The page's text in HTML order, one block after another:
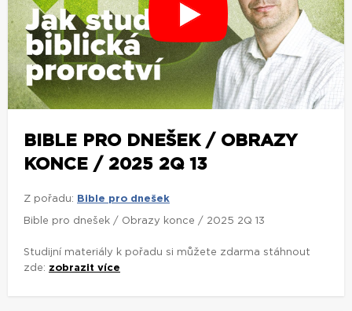
BIBLE PRO DNEŠEK / OBRAZY
KONCE / 2025 2Q 13
Z pořadu: Bible pro dnešek
Bible pro dnešek / Obrazy konce / 2025 2Q 13
Studijní materiály k pořadu si můžete zdarma stáhnout
zde: zobrazit více